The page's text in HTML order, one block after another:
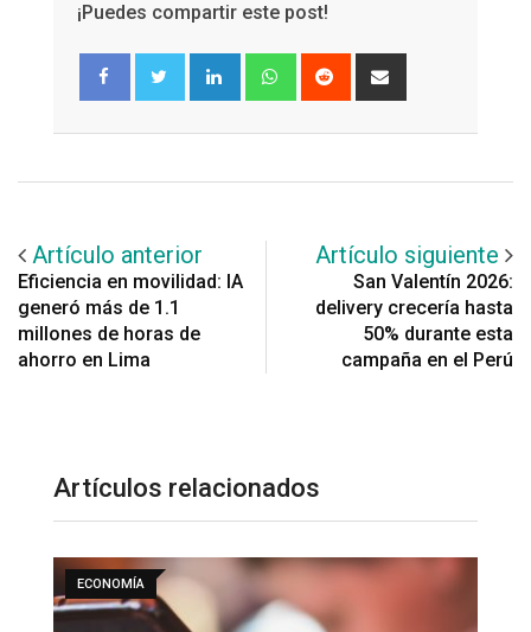
¡Puedes compartir este post!
LinkedInWhatsapp
Reddit
via
Artículo anterior
Eficiencia en movilidad: IA
generó más de 1.1
millones de horas de
ahorro en Lima
Artículo siguiente
San Valentín 2026:
delivery crecería hasta
50% durante esta
campaña en el Perú
Artículos relacionados
TENDENCIAS